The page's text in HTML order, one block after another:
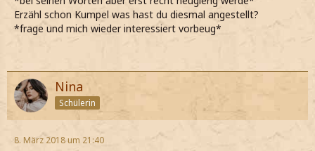
Erzähl schon Kumpel was hast du diesmal angestellt?
*frage und mich wieder interessiert vorbeug*
Nina
Schülerin
8. März 2018 um 21:40